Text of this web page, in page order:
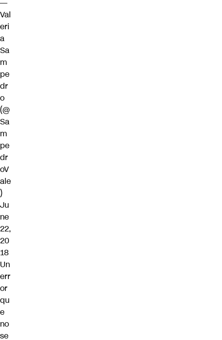
—
Val
eri
a
Sa
m
pe
dr
o
(@
Sa
m
pe
dr
oV
ale
)
Ju
ne
22,
20
18
Un
err
or
qu
e
no
se